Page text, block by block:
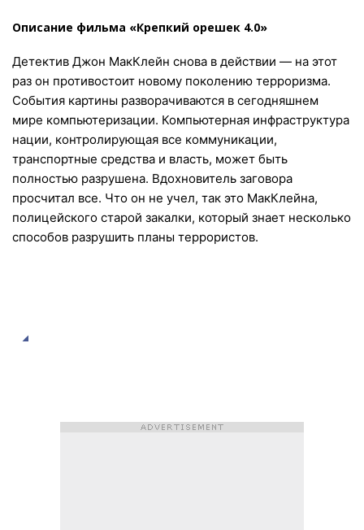
Описание фильма «Крепкий орешек 4.0»
Детектив Джон МакКлейн снова в действии — на этот
раз он противостоит новому поколению терроризма.
События картины разворачиваются в сегодняшнем
мире компьютеризации. Компьютерная инфраструктура
нации, контролирующая все коммуникации,
транспортные средства и власть, может быть
полностью разрушена. Вдохновитель заговора
просчитал все. Что он не учел, так это МакКлейна,
полицейского старой закалки, который знает несколько
способов разрушить планы террористов.